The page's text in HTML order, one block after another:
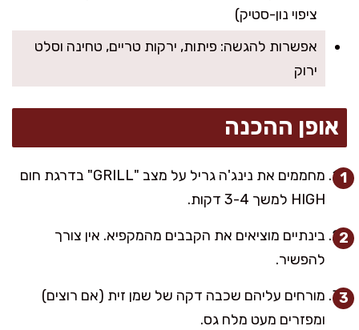
ציפוי נון-סטיק)
אפשרות להגשה: פיתות, ירקות טריים, טחינה וסלט
ירוק
אופן ההכנה
מחממים את נינג'ה גריל על מצב "GRILL" בדרגת חום
HIGH למשך 3-4 דקות.
בינתיים מוציאים את הקבבים מהמקפיא. אין צורך
להפשיר.
מורחים עליהם שכבה דקה של שמן זית (אם רוצים)
ומפזרים מעט מלח גס.